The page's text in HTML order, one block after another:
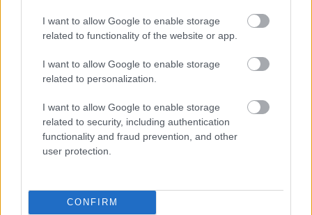
I want to allow Google to enable storage
related to functionality of the website or app.
I want to allow Google to enable storage
related to personalization.
I want to allow Google to enable storage
related to security, including authentication
functionality and fraud prevention, and other
user protection.
CONFIRM
världscupavslutningen i Lahti 20-22 mars. I
Lahti står både sprint och teamsprint på
schemat och nog finns det chans för Anger att
köra in en slant även där.
Läs även:Anger slagen igen: ”har inte fattat hur
snabb han är”
Kanske till och med en totaltårta för andraplatsen i